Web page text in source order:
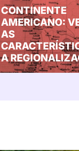
CONTINENTE
AMERICANO:
AS
A